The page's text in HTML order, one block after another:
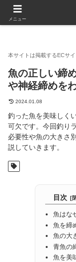
釣りラボマガジン
魚の正しい締
や神経締めを
2024.01.08
釣った魚を美味しく
可欠です。今回釣り
必要性や魚の大きさ
説していきます。
目次
魚はな
魚を締
魚の大
青魚の
魚を美
メニュー